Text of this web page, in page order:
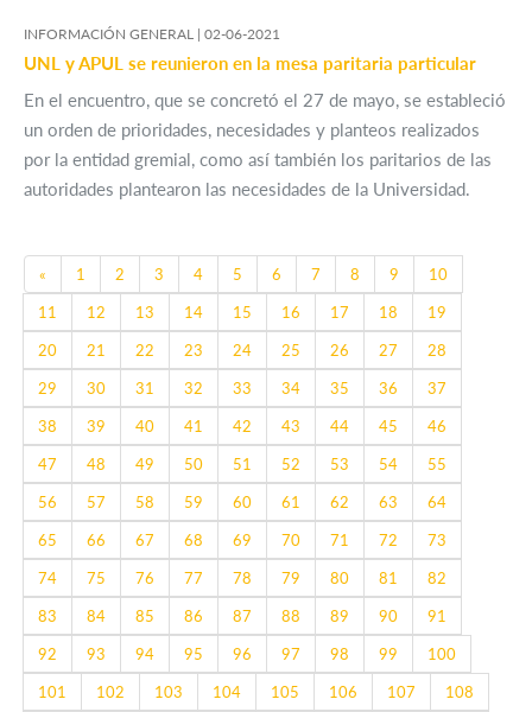
INFORMACIÓN GENERAL | 02-06-2021
UNL y APUL se reunieron en la mesa paritaria particular
En el encuentro, que se concretó el 27 de mayo, se estableció
un orden de prioridades, necesidades y planteos realizados
por la entidad gremial, como así también los paritarios de las
autoridades plantearon las necesidades de la Universidad.
« Previous
1 2 3 4 5 6 7 8 9
10
11
12 13 14 15 16 17 18
19
20
21 22 23 24 25 26 27
28
29
30 31 32 33 34 35 36
37
38
39 40 41 42 43 44 45
46
47
48 49 50 51 52 53 54
55
56
57 58 59 60 61 62 63
64
65
66 67 68 69 70 71 72
73
74
75 76 77 78 79 80 81
82
83
84 85 86 87 88 89 90
91
92
93 94 95 96 97 98 99
100
101
102 103 104 105 106 107
108